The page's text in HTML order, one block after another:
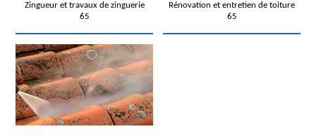
Zingueur et travaux de zinguerie
65
Rénovation et entretien de toiture
65